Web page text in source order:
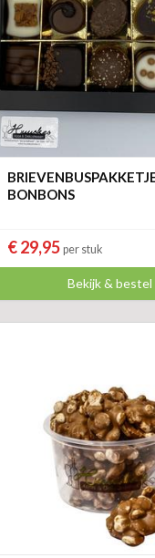
BONBONS
€ 29,95 per stuk
Bekijk & bestel